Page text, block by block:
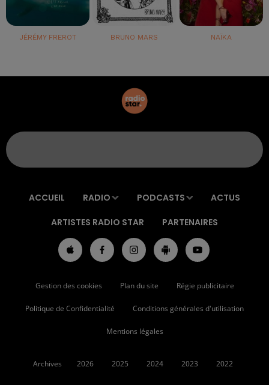
JÉRÉMY FREROT BRUNO MARS NAÏKA
ACCUEIL RADIO PODCASTS ACTUS
ARTISTES RADIO STAR PARTENAIRES
Gestion des cookies Plan du site Régie publicitaire
Politique de Confidentialité Conditions générales d'utilisation
Mentions légales
Archives 2026 2025 2024 2023 2022